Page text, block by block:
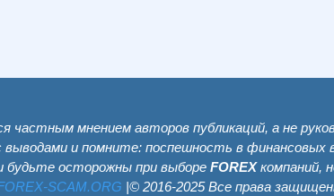
мнением авторов публикаций, а не
и помните: поспешность в финансовых
осторожны при выборе FOREXкомпаний,
SCAM.ОRG |© 2016-2025 Все права